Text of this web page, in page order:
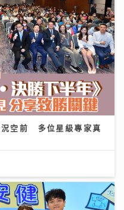
況空前 多位星級專家真